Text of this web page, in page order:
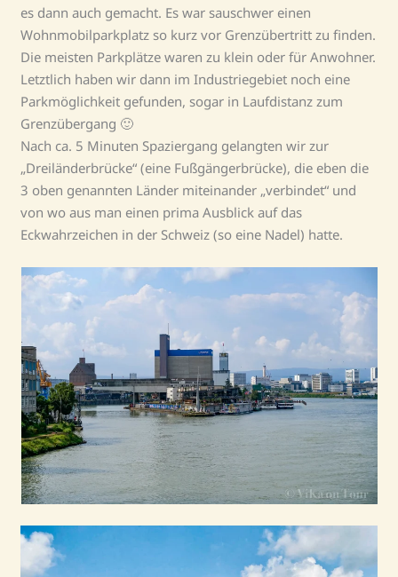
es dann auch gemacht. Es war sauschwer einen
Wohnmobilparkplatz so kurz vor Grenzübertritt zu finden.
Die meisten Parkplätze waren zu klein oder für Anwohner.
Letztlich haben wir dann im Industriegebiet noch eine
Parkmöglichkeit gefunden, sogar in Laufdistanz zum
Grenzübergang 🙂
Nach ca. 5 Minuten Spaziergang gelangten wir zur
„Dreiländerbrücke“ (eine Fußgängerbrücke), die eben die
3 oben genannten Länder miteinander „verbindet“ und
von wo aus man einen prima Ausblick auf das
Eckwahrzeichen in der Schweiz (so eine Nadel) hatte.